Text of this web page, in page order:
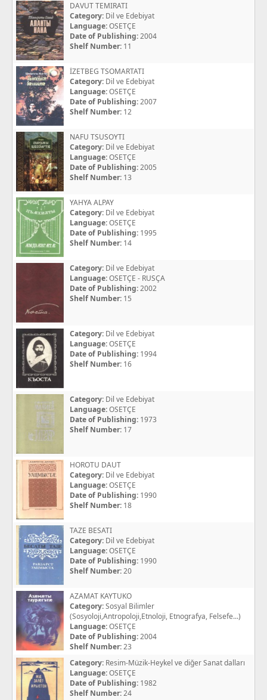
DAVUT TEMIRATI
Category: Dil ve Edebiyat
Language:OSETÇE
Date of Publishing:2004
Shelf Number: 11
İZETBEG TSOMARTATI
Category: Dil ve Edebiyat
Language:OSETÇE
Date of Publishing:2007
Shelf Number: 12
NAFU TSUSOYTI
Category: Dil ve Edebiyat
Language:OSETÇE
Date of Publishing:2005
Shelf Number: 13
YAHYA ALPAY
Category: Dil ve Edebiyat
Language:OSETÇE
Date of Publishing: 1995
Shelf Number: 14
Category: Dil ve Edebiyat
Language:OSETÇE - RUSÇA
Date of Publishing:2002
Shelf Number: 15
Category: Dil ve Edebiyat
Language:OSETÇE
Date of Publishing: 1994
Shelf Number: 16
Category: Dil ve Edebiyat
Language:OSETÇE
Date of Publishing: 1973
Shelf Number: 17
HOROTU DAUT
Category: Dil ve Edebiyat
Language:OSETÇE
Date of Publishing: 1990
Shelf Number: 18
TAZE BESATI
Category: Dil ve Edebiyat
Language:OSETÇE
Date of Publishing: 1990
Shelf Number:20
AZAMAT KAYTUKO
Category:Sosyal Bilimler
(Sosyoloji,Antropoloji,Etnoloji, Etnografya, Felsefe...)
Language:OSETÇE
Date of Publishing:2004
Shelf Number:23
Category: Resim-Müzik-Heykel ve diğer Sanat dalları
Language:OSETÇE
Date of Publishing: 1982
Shelf Number:24